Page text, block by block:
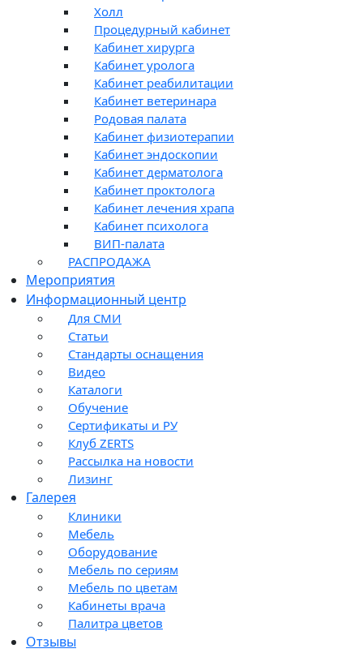
Холл
Процедурный кабинет
Кабинет хирурга
Кабинет уролога
Кабинет реабилитации
Кабинет ветеринара
Родовая палата
Кабинет физиотерапии
Кабинет эндоскопии
Кабинет дерматолога
Кабинет проктолога
Кабинет лечения храпа
Кабинет психолога
ВИП-палата
РАСПРОДАЖА
Мероприятия
Информационный центр
Для СМИ
Статьи
Стандарты оснащения
Видео
Каталоги
Обучение
Сертификаты и РУ
Клуб ZERTS
Рассылка на новости
Лизинг
Галерея
Клиники
Мебель
Оборудование
Мебель по сериям
Мебель по цветам
Кабинеты врача
Палитра цветов
Отзывы